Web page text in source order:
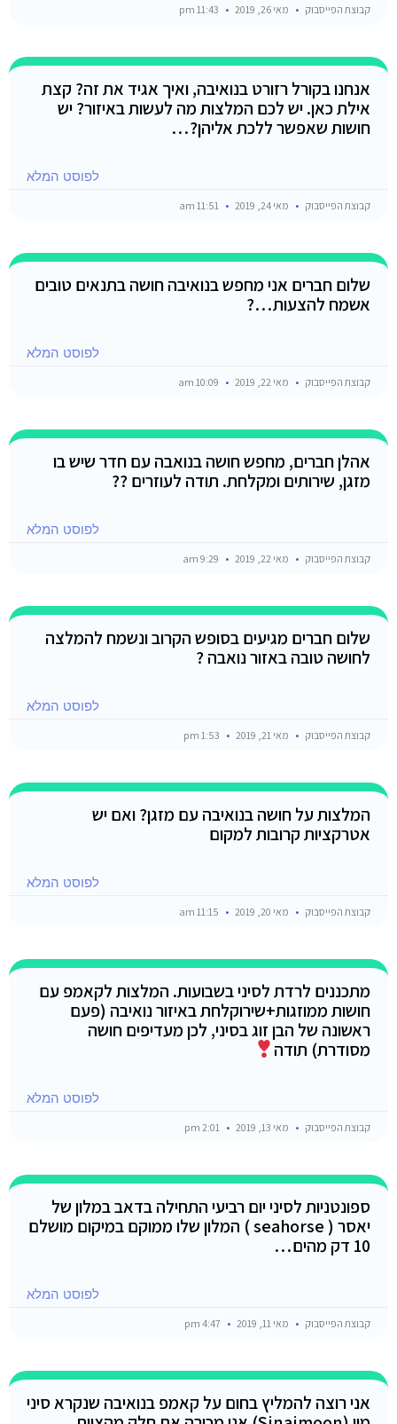
קבוצת הפייסבוק מאי 26, 2019
אנחנו בקורל רזורט בנואיבה, ואיך אגיד את זה? קצת
אילת כאן. יש לכם המלצות מה לעשות באיזור? יש
חושות שאפשר ללכת אליהן?…
לפוסט המלא
קבוצת הפייסבוק מאי 24, 2019
שלום חברים אני מחפש בנואיבה חושה בתנאים טובים
אשמח להצעות…?
לפוסט המלא
קבוצת הפייסבוק מאי 22, 2019
אהלן חברים, מחפש חושה בנואבה עם חדר שיש בו
מזגן, שירותים ומקלחת. תודה לעוזרים ??
לפוסט המלא
קבוצת הפייסבוק מאי 22, 2019
שלום חברים מגיעים בסופש הקרוב ונשמח להמלצה
לחושה טובה באזור נואבה ?
לפוסט המלא
קבוצת הפייסבוק מאי 21, 2019
המלצות על חושה בנואיבה עם מזגן? ואם יש
אטרקציות קרובות למקום
לפוסט המלא
קבוצת הפייסבוק מאי 20, 2019
מתכננים לרדת לסיני בשבועות. המלצות לקאמפ עם
חושות ממוזגות+שירוקלחת באיזור נואיבה (פעם
ראשונה של הבן זוג בסיני, לכן מעדיפים חושה
מסודרת) תודה
לפוסט המלא
קבוצת הפייסבוק מאי 13, 2019
ספונטניות לסיני יום רביעי התחילה בדאב במלון של
יאסר ( seahorse ) המלון שלו ממוקם במיקום מושלם
10 דק מהים…
לפוסט המלא
קבוצת הפייסבוק מאי 11, 2019
אני רוצה להמליץ בחום על קאמפ בנואיבה שנקרא סיני